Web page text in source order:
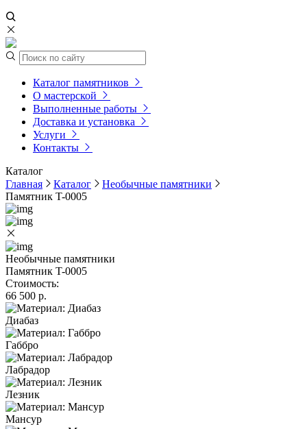
Каталог памятников
О мастерской
Выполненные работы
Доставка и установка
Услуги
Контакты
Каталог
Главная
Каталог
Необычные памятники
Памятник T-0005
Необычные памятники
Памятник T-0005
Стоимость:
66 500 р.
Диабаз
Габбро
Лабрадор
Лезник
Мансур